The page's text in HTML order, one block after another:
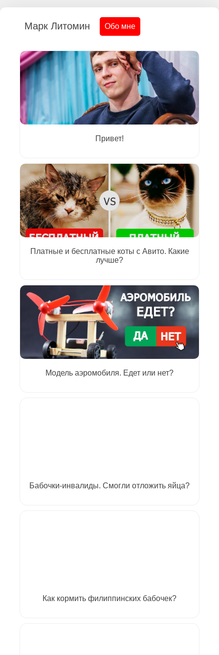
Марк Литомин Обо мне
Привет!
Платные и бесплатные коты с Авито. Какие
лучше?
Модель аэромобиля. Едет или нет?
Бабочки-инвалиды. Смогли отложить яйца?
Как кормить филиппинских бабочек?